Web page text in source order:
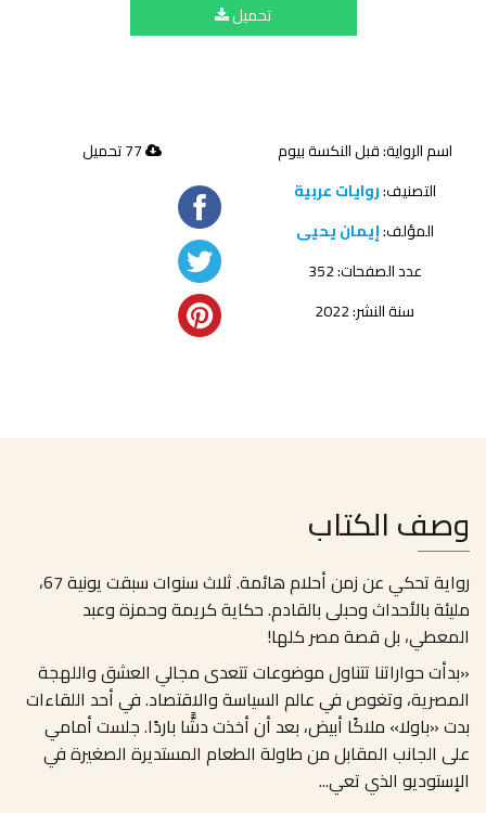
تحميل
اسم الرواية: قبل النكسة بيوم
التصنيف:روايات عربية
المؤلف:إيمان يحيى
عدد الصفحات: 352
سنة النشر: 2022
وصف الكتاب
رواية تحكي عن زمن أحلام هائمة. ثلاث سنوات سبقت يونية 67،
مليئة بالأحداث وحبلى بالقادم. حكاية كريمة وحمزة وعبد
المعطي، بل قصة مصر كلها!
«بدأت حواراتنا تتناول موضوعات تتعدى مجالي العشق واللهجة
المصرية، وتغوص في عالم السياسة والاقتصاد. في أحد اللقاءات
بدت «باولا» ملاكًا أبيض، بعد أن أخذت دشًّا باردًا. جلست أمامي
على الجانب المقابل من طاولة الطعام المستديرة الصغيرة في
الإستوديو الذي تعي...